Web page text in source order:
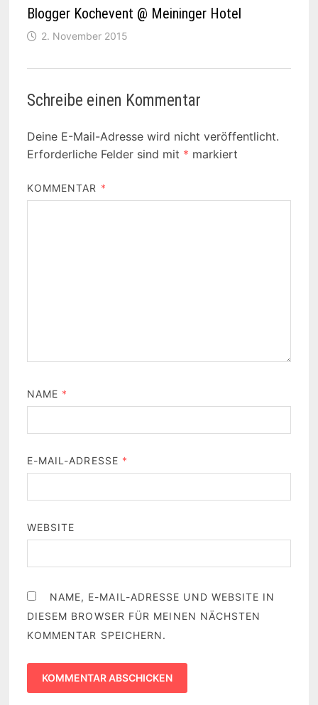
Blogger Kochevent @ Meininger Hotel
2. November 2015
Schreibe einen Kommentar
Deine E-Mail-Adresse wird nicht veröffentlicht.
Erforderliche Felder sind mit * markiert
KOMMENTAR *
NAME *
E-MAIL-ADRESSE *
WEBSITE
NAME, E-MAIL-ADRESSE UND WEBSITE IN
DIESEM BROWSER FÜR MEINEN NÄCHSTEN
KOMMENTAR SPEICHERN.